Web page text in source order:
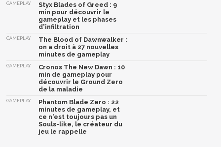
GAMEPLAY
Styx Blades of Greed : 9
min pour découvrir le
gameplay et les phases
d'infiltration
GAMEPLAY
The Blood of Dawnwalker :
on a droit à 27 nouvelles
minutes de gameplay
GAMEPLAY
Cronos The New Dawn : 10
min de gameplay pour
découvrir le Ground Zero
de la maladie
GAMEPLAY
Phantom Blade Zero : 22
minutes de gameplay, et
ce n'est toujours pas un
Souls-like, le créateur du
jeu le rappelle